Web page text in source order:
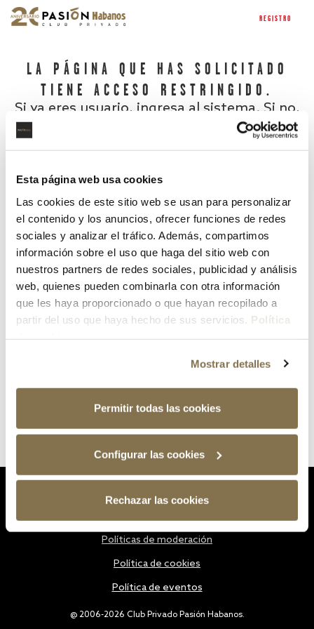
Esta página web usa cookies
Las cookies de este sitio web se usan para personalizar
el contenido y los anuncios, ofrecer funciones de redes
sociales y analizar el tráfico. Además, compartimos
información sobre el uso que haga del sitio web con
nuestros partners de redes sociales, publicidad y análisis
web, quienes pueden combinarla con otra información
que les haya proporcionado o que hayan recopilado a
partir del uso que haya hecho de sus servicios. Política
Mostrar detalles
Permitir todas las cookies
Configurar las cookies
Rechazar las cookies
REGISTRO
LA PÁGINA QUE HAS SOLICITADO
TIENE ACCESO RESTRINGIDO.
Si ya eres usuario, ingresa al sistema. Si no,
¿Has olvidado tu contraseña?
@ 2006-2026 Club Privado Pasión Habanos.
Políticas de moderación
Política de cookies
Política de eventos